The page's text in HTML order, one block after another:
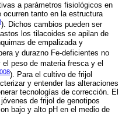
a parámetros fisiológicos en
tanto en la estructura
). Dichos cambios pueden ser
los tilacoides se apilan de
de empalizada y
y durazno Fe-deficientes no
peso de materia fresca y el
). Para el cultivo de frijol
y entender las alteraciones
tecnologías de corrección. El
de frijol de genotipos
bajo y alto pH en el medio de